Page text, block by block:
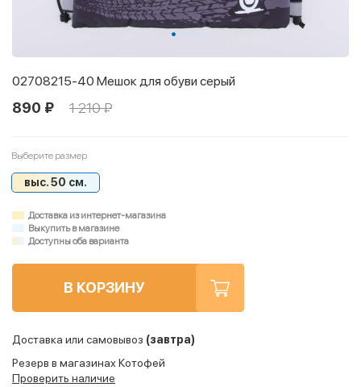
02708215-40 Мешок для обуви серый
890 ₽ 1 210 ₽
Выберите размер
выс. 50 см.
Доставка из интернет-магазина
Выкупить в магазине
Доступны оба варианта
В КОРЗИНУ
Доставка или самовывоз (завтра)
Резерв в магазинах Котофей
Проверить наличие